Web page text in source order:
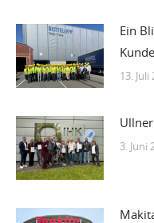
Ein
13. Juli
3. Juni